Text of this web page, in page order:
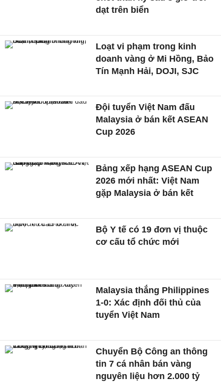
dạt trên biển
Loạt vi phạm trong kinh
doanh vàng ở Mi Hồng, Bảo
Tín Mạnh Hải, DOJI, SJC
Đội tuyển Việt Nam đấu
Malaysia ở bán kết ASEAN
Cup 2026
Bảng xếp hạng ASEAN Cup
2026 mới nhất: Việt Nam
gặp Malaysia ở bán kết
Bộ Y tế có 19 đơn vị thuộc
cơ cấu tổ chức mới
Malaysia thắng Philippines
1-0: Xác định đối thủ của
tuyển Việt Nam
Chuyển Bộ Công an thông
tin 7 cá nhân bán vàng
nguyên liệu hơn 2.000 tỷ